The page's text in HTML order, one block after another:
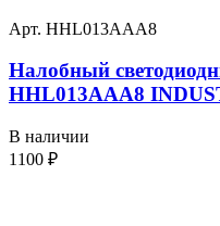
Арт. HHL013AAA8
Налобный
HHL013AAA8
В наличии
1100 ₽